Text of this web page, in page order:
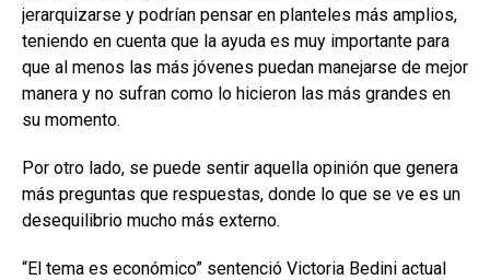
jerarquizarse y podrían pensar en planteles más amplios,
teniendo en cuenta que la ayuda es muy importante para
que al menos las más jóvenes puedan manejarse de mejor
manera y no sufran como lo hicieron las más grandes en
su momento.
Por otro lado, se puede sentir aquella opinión que genera
más preguntas que respuestas, donde lo que se ve es un
desequilibrio mucho más externo.
“El tema es económico” sentenció Victoria Bedini actual